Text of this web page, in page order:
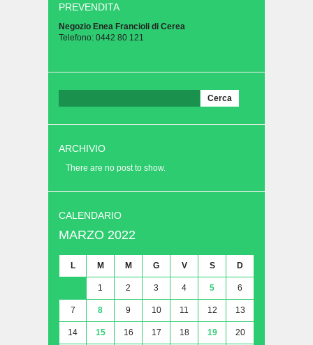
PREVENDITA
Negozio Enea Francioli di Cerea
Telefono: 0442 80 121
per:
ARCHIVIO
There are no post to show.
CALENDARIO
MARZO 2022
L M M G V S D
1 2 3 4 5 6
7 8 9 10 11 12 13
14 15 16 17 18 19 20